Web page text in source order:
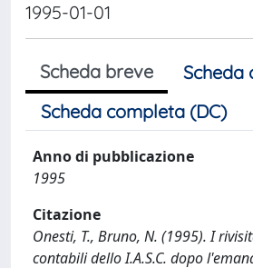
1995-01-01
Scheda breve
Scheda
Scheda completa (DC)
Anno di pubblicazione
1995
Citazione
Onesti, T., Bruno, N. (1995). I
contabili dello I.A.S.C. dopo